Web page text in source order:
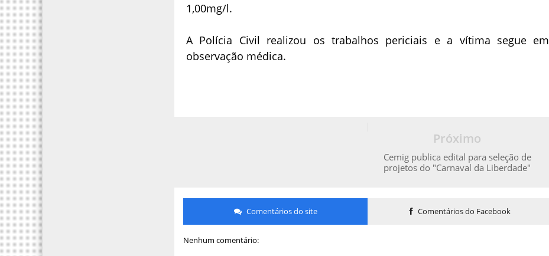
1,00mg/l.
A Polícia Civil realizou os trabalhos periciais e a vítima segue em
observação médica.
Próximo
Cemig publica edital para seleção de
projetos do "Carnaval da Liberdade"
Comentários do site Comentários do Facebook
Nenhum comentário: